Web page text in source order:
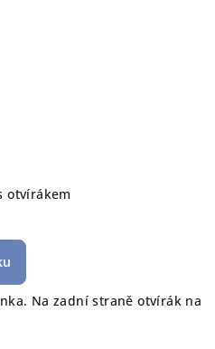
otvírákem
Na zadní straně otvírák na